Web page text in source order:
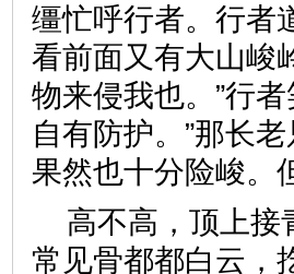
缰忙呼行者。行者
看前面又有大山峻
物来侵我也。”行
自有防护。”那长
果然也十分险峻
高不高，顶上接
常见骨都都白云，